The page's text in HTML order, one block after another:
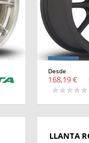
Desde
168,19 €
LLANTA